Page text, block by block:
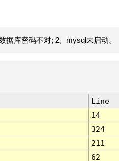
据库密码不对; 2、mysql未启动。
Line
14
324
211
62